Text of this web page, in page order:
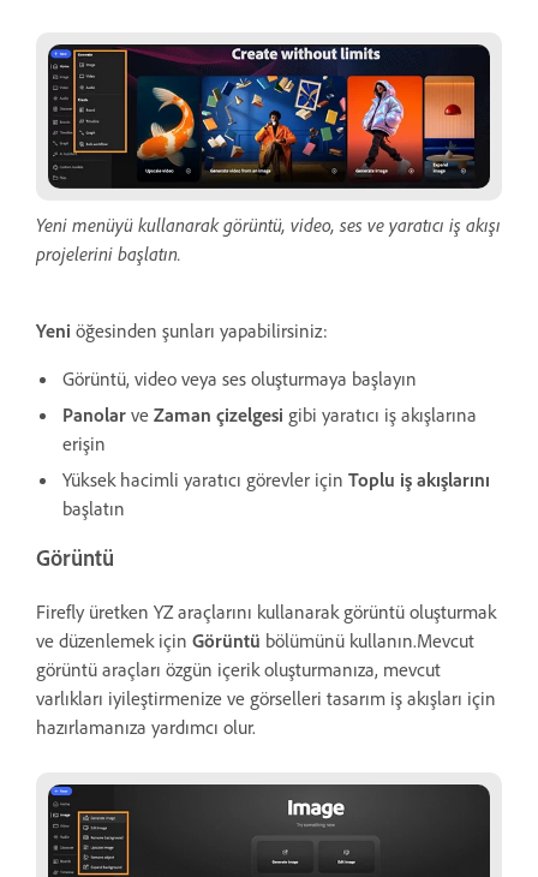
Yeni menüyü kullanarak görüntü, video, ses ve yaratıcı iş akışı
projelerini başlatın.
Yeni öğesinden şunları yapabilirsiniz:
Görüntü, video veya ses oluşturmaya başlayın
Panolar ve Zaman çizelgesi gibi yaratıcı iş akışlarına
erişin
Yüksek hacimli yaratıcı görevler için Toplu iş akışlarını
başlatın
Görüntü
Firefly üretken YZ araçlarını kullanarak görüntü oluşturmak
ve düzenlemek için Görüntü bölümünü kullanın.Mevcut
görüntü araçları özgün içerik oluşturmanıza, mevcut
varlıkları iyileştirmenize ve görselleri tasarım iş akışları için
hazırlamanıza yardımcı olur.